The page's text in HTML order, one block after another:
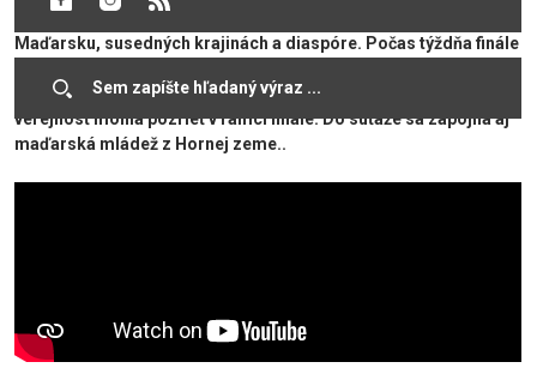
Maďarsku, susedných krajinách a diaspóre. Počas týždňa finále
Tolnianskej župy a zostavili spoločnú produkciu, ktorú si
verejnosť mohla pozrieť v rámci finále. Do súťaže sa zapojila aj
maďarská mládež z Hornej zeme..